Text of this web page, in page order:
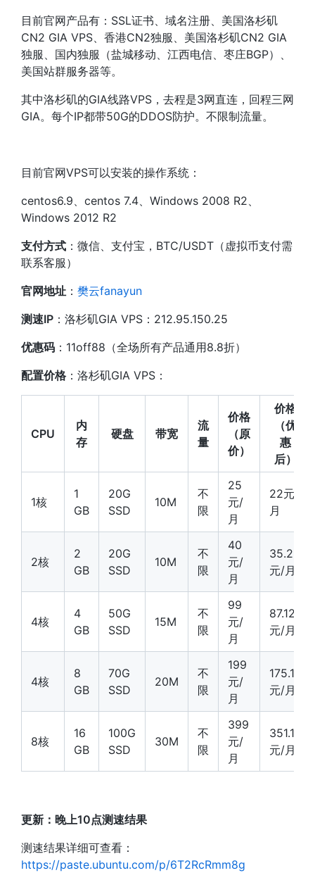
目前官网产品有：SSL证书、域名注册、美国洛杉矶
CN2 GIA VPS、香港CN2独服、美国洛杉矶CN2 GIA
独服、国内独服（盐城移动、江西电信、枣庄BGP）、
美国站群服务器等。
其中洛杉矶的GIA线路VPS，去程是3网直连，回程三网
GIA。每个IP都带50G的DDOS防护。不限制流量。
目前官网VPS可以安装的操作系统：
centos6.9、centos 7.4、Windows 2008 R2、
Windows 2012 R2
支付方式 ：微信、支付宝，BTC/USDT（虚拟币支付需
联系客服）
官网地址 ： 樊云fanayun
测速IP ：洛杉矶GIA VPS：212.95.150.25
优惠码 ：11off88（全场所有产品通用8.8折）
配置价格 ：洛杉矶GIA VPS：
CPU
内
存
硬盘 带宽
流
量
价格
（原
价）
价格
（优
惠
后）
1核
1
GB
20G
SSD
10M
不
限
25
元/
月
22元/
月
2核
2
GB
20G
SSD
10M
不
限
40
元/
月
35.2
元/月
4核
4
GB
50G
SSD
15M
不
限
99
元/
月
87.12
元/月
4核
8
GB
70G
SSD
20M
不
限
199
元/
月
175.12
元/月
8核
16
GB
100G
SSD
30M
不
限
399
元/
月
351.12
元/月
更新：晚上10点测速结果
测速结果详细可查看：
https://paste.ubuntu.com/p/6T2RcRmm8g